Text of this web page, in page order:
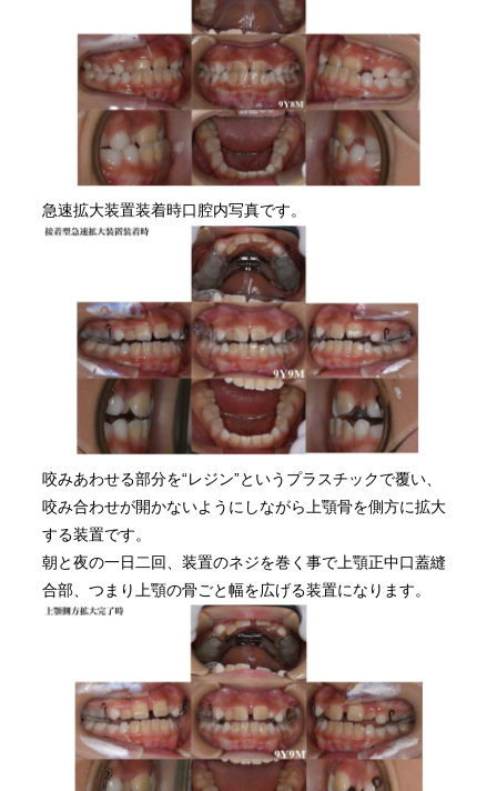
急速拡大装置装着時口腔内写真です。
咬みあわせる部分を“レジン”というプラスチックで覆い、
咬み合わせが開かないようにしながら上顎骨を側方に拡大
する装置です。
朝と夜の一日二回、装置のネジを巻く事で上顎正中口蓋縫
合部、つまり上顎の骨ごと幅を広げる装置になります。